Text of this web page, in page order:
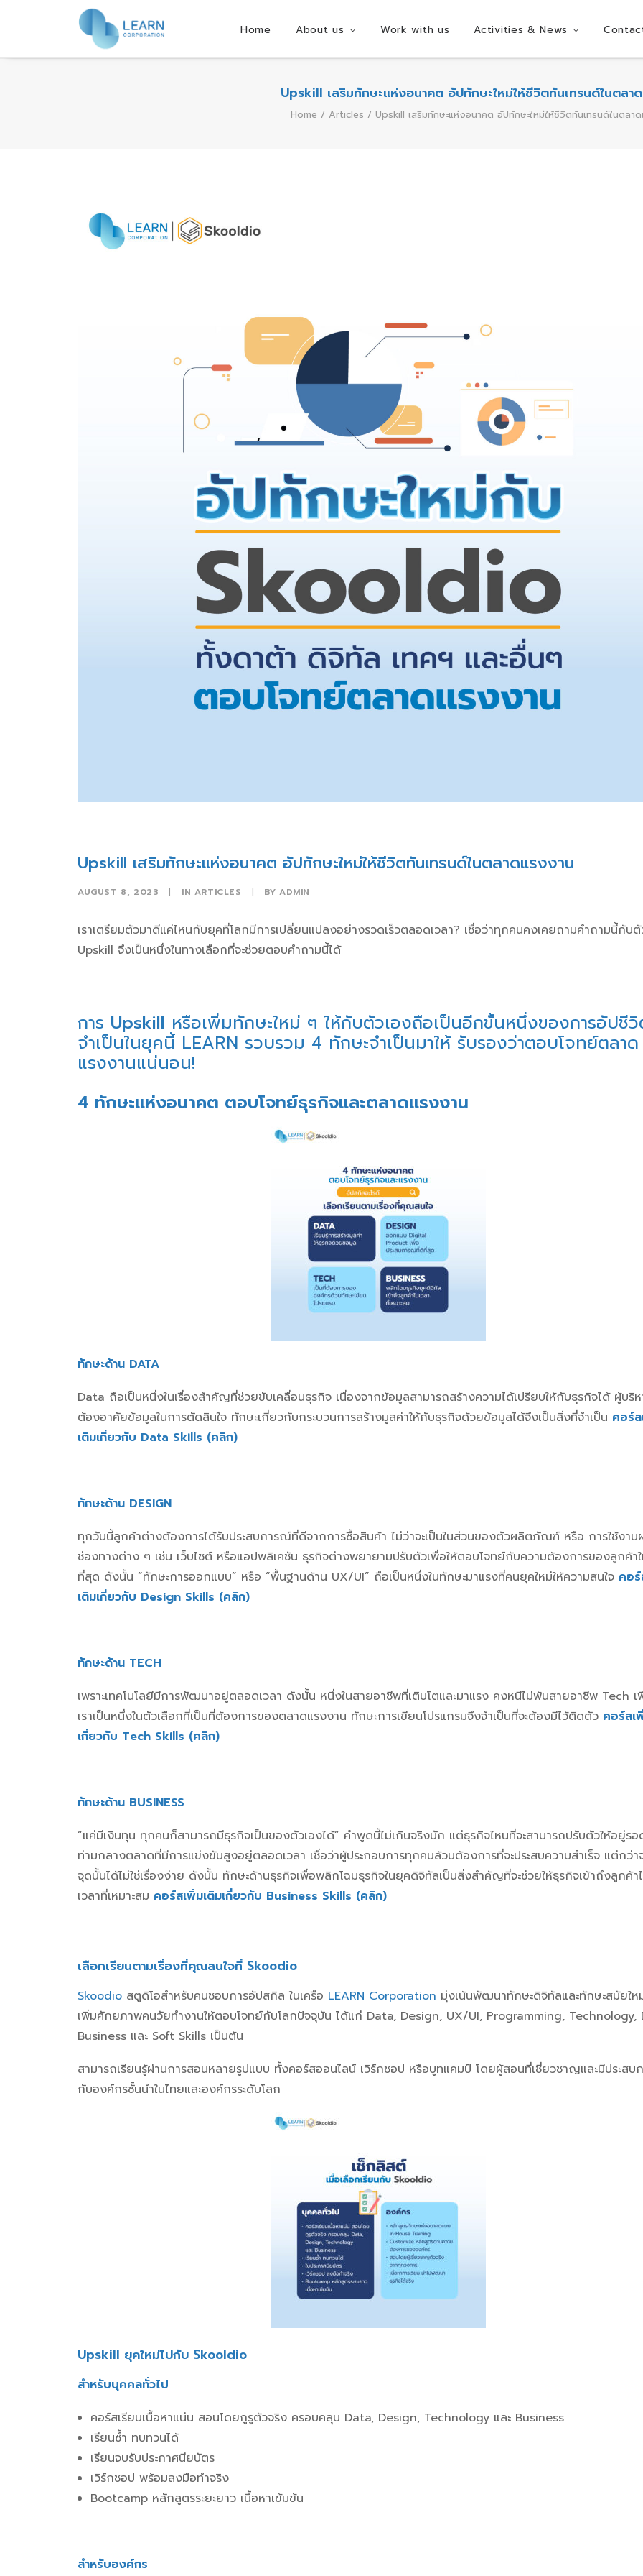
Home About us Work with us Activities & News
Upskill เสริมทักษะแห่งอนาคต อัปทักษะใหม่ให้ชีวิตทันเทรนด์ในตลา
Home Articles Upskill เสริมทักษะแห่งอนาคต อัปทักษะใหม่ให้ชีวิตทันเทรนด์ในตลา
Upskill เสริมทักษะแห่งอนาคต อัปทักษะใหม่ให้ชีวิตทันเทรนด์ในตลาดแรงงาน
AUGUST 8, 2023 | IN ARTICLES | BYADMIN
เราเตรียมตัวมาดีแค่ไหนกับยุคที่โลกมีการเปลี่ยนแปลงอย่างรวดเร็วตลอดเวลา? เชื่อว่าทุกคนคงเคยถามคำถามนี้กับตั
Upskill จึงเป็นหนึ่งในทางเลือกที่จะช่วยตอบคำถามนี้ได้
การ Upskill หรือเพิ่มทักษะใหม่ ๆ ให้กับตัวเองถือเป็นอีกขั้นหนึ่งของการอัปชี
จำเป็นในยุคนี้ LEARN รวบรวม 4 ทักษะจำเป็นมาให้ รับรองว่าตอบโจทย์ตลาด
แรงงานแน่นอน!
4 ทักษะแห่งอนาคต ตอบโจทย์ธุรกิจและตลาดแรงงาน
ทักษะด้าน DATA
Data ถือเป็นหนึ่งในเรื่องสำคัญที่ช่วยขับเคลื่อนธุรกิจ เนื่องจากข้อมูลสามารถสร้างความได้เปรียบให้กับธุรกิจได้ ผู้บริ
ต้องอาศัยข้อมูลในการตัดสินใจ ทักษะเกี่ยวกับกระบวนการสร้างมูลค่าให้กับธุรกิจด้วยข้อมูลได้จึงเป็นสิ่งที่จำเป็น คอร์
เติมเกี่ยวกับ Data Skills (คลิก)
ทักษะด้าน DESIGN
ทุกวันนี้ลูกค้าต่างต้องการได้รับประสบการณ์ที่ดีจากการซื้อสินค้า ไม่ว่าจะเป็นในส่วนของตัวผลิตภัณฑ์ หรือ การใช้งาน
ช่องทางต่าง ๆ เช่น เว็บไซต์ หรือแอปพลิเคชัน ธุรกิจต่างพยายามปรับตัวเพื่อให้ตอบโจทย์กับความต้องการของลูกค้า
ที่สุด ดังนั้น “ทักษะการออกแบบ” หรือ “พื้นฐานด้าน UX/UI” ถือเป็นหนึ่งในทักษะมาแรงที่คนยุคใหม่ให้ความสนใจ คอ
เติมเกี่ยวกับ Design Skills (คลิก)
ทักษะด้าน TECH
เพราะเทคโนโลยีมีการพัฒนาอยู่ตลอดเวลา ดังนั้น หนึ่งในสายอาชีพที่เติบโตและมาแรง คงหนีไม่พ้นสายอาชีพ Tech เ
เราเป็นหนึ่งในตัวเลือกที่เป็นที่ต้องการของตลาดแรงงาน ทักษะการเขียนโปรแกรมจึงจำเป็นที่จะต้องมีไว้ติดตัว คอร์สเ
เกี่ยวกับ Tech Skills (คลิก)
ทักษะด้าน BUSINESS
“แค่มีเงินทุน ทุกคนก็สามารถมีธุรกิจเป็นของตัวเองได้” คำพูดนี้ไม่เกินจริงนัก แต่ธุรกิจไหนที่จะสามารถปรับตัวให้อยู่รอ
ท่ามกลางตลาดที่มีการแข่งขันสูงอยู่ตลอดเวลา เชื่อว่าผู้ประกอบการทุกคนล้วนต้องการที่จะประสบความสำเร็จ แต่กว่า
จุดนั้นได้ไม่ใช่เรื่องง่าย ดังนั้น ทักษะด้านธุรกิจเพื่อพลิกโฉมธุรกิจในยุคดิจิทัลเป็นสิ่งสำคัญที่จะช่วยให้ธุรกิจเข้าถึงลูกค้า
เวลาที่เหมาะสม คอร์สเพิ่มเติมเกี่ยวกับ Business Skills (คลิก)
เลือกเรียนตามเรื่องที่คุณสนใจที่ Skoodio
Skoodio สตูดิโอสำหรับคนชอบการอัปสกิล ในเครือ LEARN Corporation มุ่งเน้นพัฒนาทักษะดิจิทัลและทักษะสมัยให
เพิ่มศักยภาพคนวัยทำงานให้ตอบโจทย์กับโลกปัจจุบัน ได้แก่ Data, Design, UX/UI, Programming, Technology,
Business และ Soft Skills เป็นต้น
สามารถเรียนรู้ผ่านการสอนหลายรูปแบบ ทั้งคอร์สออนไลน์ เวิร์กชอป หรือบูทแคมป์ โดยผู้สอนที่เชี่ยวชาญและมีประส
กับองค์กรชั้นนำในไทยและองค์กรระดับโลก
Upskill ยุคใหม่ไปกับ Skooldio
สำหรับบุคคลทั่วไป
คอร์สเรียนเนื้อหาแน่น สอนโดยกูรูตัวจริง ครอบคลุม Data, Design, Technology และ Business
เรียนซ้ำ ทบทวนได้
เรียนจบรับประกาศนียบัตร
เวิร์กชอป พร้อมลงมือทำจริง
Bootcamp หลักสูตรระยะยาว เนื้อหาเข้มข้น
สำหรับองค์กร